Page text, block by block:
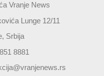
Vranje News
Lunge 12/11
Srbija
8881